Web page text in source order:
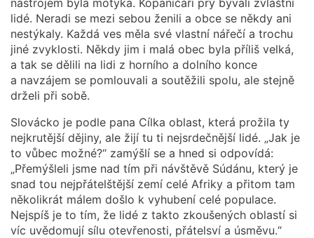
lidé. Neradi se mezi sebou ženili a obce se někdy ani
nestýkaly. Každá ves měla své vlastní nářečí a trochu
jiné zvyklosti. Někdy jim i malá obec byla příliš velká,
a tak se dělili na lidi z horního a dolního konce
a navzájem se pomlouvali a soutěžili spolu, ale stejně
drželi při sobě.
Slovácko je podle pana Cílka oblast, která prožila ty
nejkrutější dějiny, ale žijí tu ti nejsrdečnější lidé. „Jak je
to vůbec možné?“ zamýšlí se a hned si odpovídá:
„Přemýšleli jsme nad tím při návštěvě Súdánu, který je
snad tou nejpřátelštější zemí celé Afriky a přitom tam
několikrát málem došlo k vyhubení celé populace.
Nejspíš je to tím, že lidé z takto zkoušených oblastí si
víc uvědomují sílu otevřenosti, přátelsví a úsměvu.“